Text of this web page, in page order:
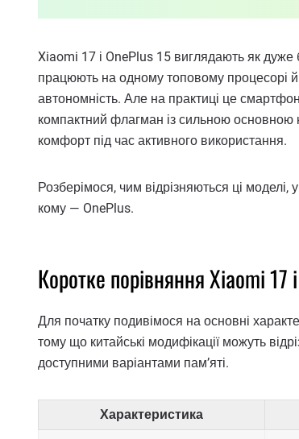
Xiaomi 17 і OnePlus 15 виглядають як дуже
працюють на одному топовому процесорі
автономність. Але на практиці це
компактний флагман із сильною основною
комфорт під час активного використання.
Розберімося, чим відрізняються ці
кому — OnePlus.
Коротке порівняння Xiaomi 17
Для початку подивімося на основні
тому що китайські модифікації можуть
доступними варіантами пам’яті.
Характеристика